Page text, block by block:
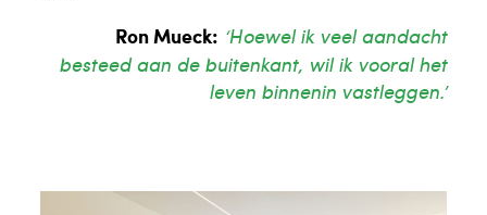
Ron Mueck: ‘Hoewel ik veel aandacht
besteed aan de buitenkant, wil ik vooral het
leven binnenin vastleggen.’